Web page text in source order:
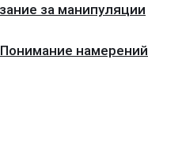
за манипуляции
намерений